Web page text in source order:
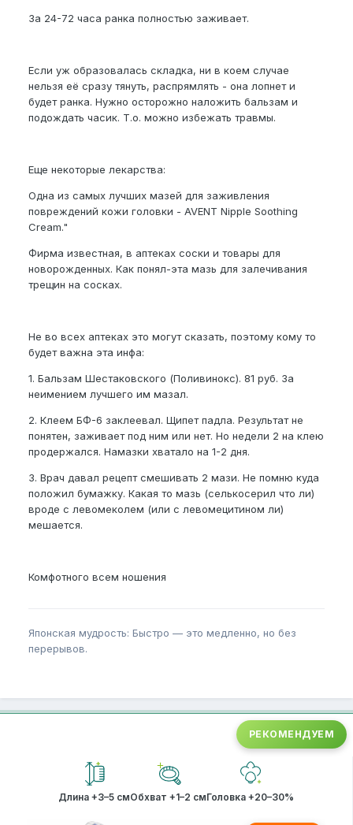
За 24-72 часа ранка полностью заживает.
Если уж образовалась складка, ни в коем случае
нельзя её сразу тянуть, распрямлять - она лопнет и
будет ранка. Нужно осторожно наложить бальзам и
подождать часик. Т.о. можно избежать травмы.
Еще некоторые лекарства:
Одна из самых лучших мазей для заживления
повреждений кожи головки - AVENT Nipple Soothing
Cream."
Фирма известная, в аптеках соски и товары для
новорожденных. Как понял-эта мазь для залечивания
трещин на сосках.
Не во всех аптеках это могут сказать, поэтому кому то
будет важна эта инфа:
1. Бальзам Шестаковского (Поливинокс). 81 руб. За
неимением лучшего им мазал.
2. Клеем БФ-6 заклеевал. Щипет падла. Результат не
понятен, заживает под ним или нет. Но недели 2 на клею
продержался. Намазки хватало на 1-2 дня.
3. Врач давал рецепт смешивать 2 мази. Не помню куда
положил бумажку. Какая то мазь (селькосерил что ли)
вроде с левомеколем (или с левомецитином ли)
мешается.
Комфотного всем ношения
Японская мудрость: Быстро — это медленно, но без
перерывов.
РЕКОМЕНДУЕМ
Длина +3–5 смОбхват +1–2 смГоловка +20–30%